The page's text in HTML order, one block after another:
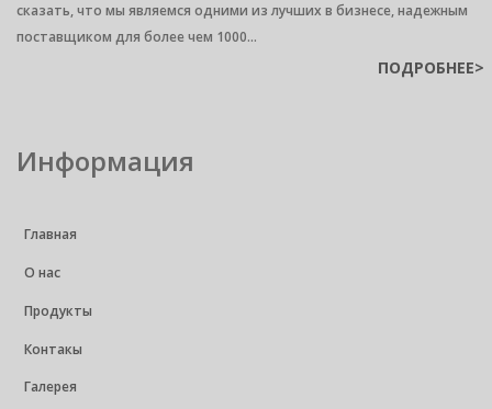
сказать, что мы являемся одними из лучших в бизнесе, надежным
поставщиком для более чем 1000...
ПОДРОБНЕЕ>
Информация
Главная
О нас
Продукты
Контакы
Галерея